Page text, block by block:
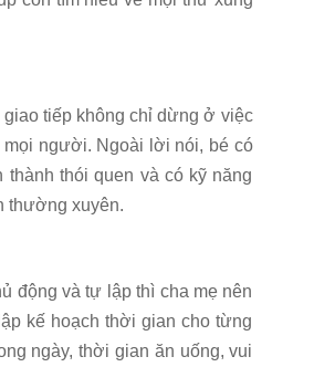
tiếp không chỉ dừng ở việc
mọi người. Ngoài lời nói, bé có
thói quen và có kỹ năng
thường xuyên.
động và tự lập thì cha mẹ nên
kế hoạch thời gian cho từng
ngày, thời gian ăn uống, vui